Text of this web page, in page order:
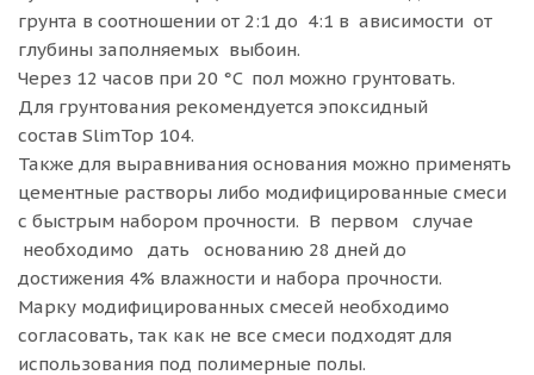
грунта в соотношении от 2:1 до 4:1 в ависимости от
глубины заполняемых выбоин.
Через 12 часов при 20 °C пол можно грунтовать.
Для грунтования рекомендуется эпоксидный
состав SlimTop 104.
Также для выравнивания основания можно применять
цементные растворы либо модифицированные смеси
с быстрым набором прочности. В первом случае
необходимо дать основанию 28 дней до
достижения 4% влажности и набора прочности.
Марку модифицированных смесей необходимо
согласовать, так как не все смеси подходят для
использования под полимерные полы.